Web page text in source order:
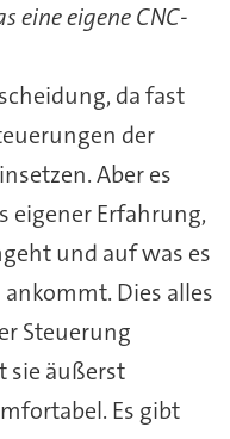
eine eigene CNC-
da fast
der
Aber es
eigener Erfahrung,
und auf was es
Dies alles
Steuerung
sie äußerst
Es gibt